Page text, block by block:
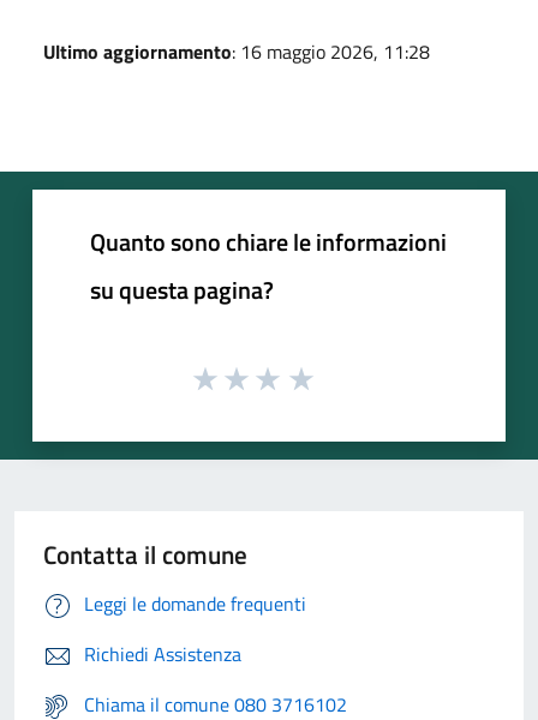
Ultimo aggiornamento: 16 maggio 2026, 11:28
Quanto sono chiare le informazioni
su questa pagina?
Contatta il comune
Leggi le domande frequenti
Richiedi Assistenza
Chiama il comune 080 3716102